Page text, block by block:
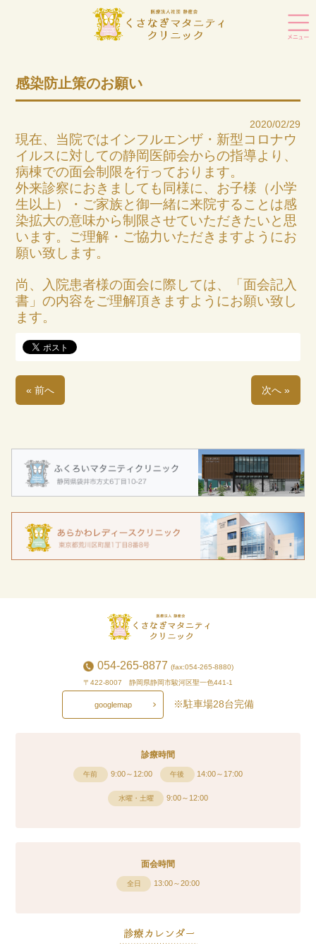
感染防止策のお願い
2020/02/29
現在、当院ではインフルエンザ・新型コロナウ
イルスに対しての静岡医師会からの指導より、
病棟での面会制限を行っております。
外来診察におきましても同様に、お子様（小学
生以上）・ご家族と御一緒に来院することは感
染拡大の意味から制限させていただきたいと思
います。ご理解・ご協力いただきますようにお
願い致します。
尚、入院患者様の面会に際しては、「面会記入
書」の内容をご理解頂きますようにお願い致し
ます。
« 前へ 次へ »
054-265-8877 (fax:054-265-8880)
〒422-8007 静岡県静岡市駿河区聖一色441-1
googlemap ※駐車場28台完備
診療時間
午前 9:00～12:00 午後 14:00～17:00
水曜・土曜 9:00～12:00
面会時間
全日 13:00～20:00